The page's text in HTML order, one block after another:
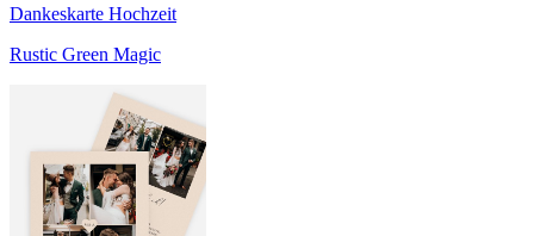
Dankeskarte Hochzeit
Rustic Green Magic